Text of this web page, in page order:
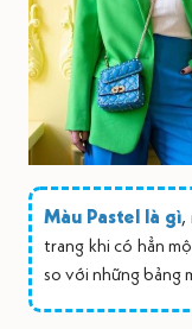
Màu Pastel là gì,
trang khi có hẳn
so với những bảng